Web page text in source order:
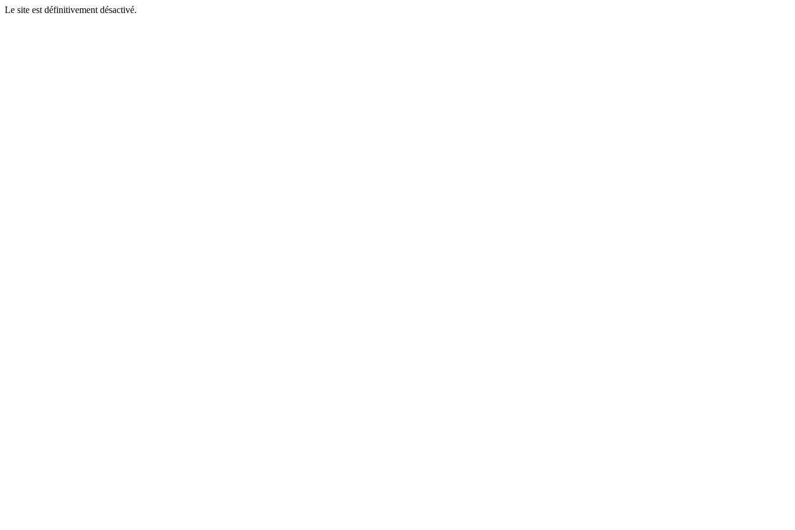
Le site est définitivement désactivé.